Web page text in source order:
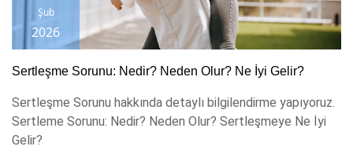
Şub
2026
Sertleşme Sorunu: Nedir? Neden Olur? Ne İyi Gelir?
Sertleşme Sorunu hakkında detaylı bilgilendirme yapıyoruz.
Sertleme Sorunu: Nedir? Neden Olur? Sertleşmeye Ne İyi
Gelir?